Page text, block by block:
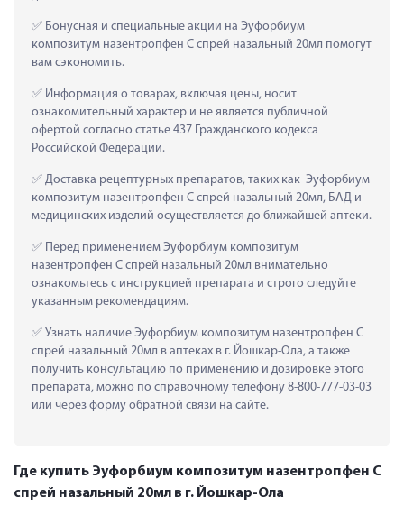
Бонусная и специальные акции на Эуфорбиум
композитум назентропфен С спрей назальный 20мл помогут
вам сэкономить.
Информация о товарах, включая цены, носит
ознакомительный характер и не является публичной
офертой согласно статье 437 Гражданского кодекса
Российской Федерации.
Доставка рецептурных препаратов, таких как  Эуфорбиум
композитум назентропфен С спрей назальный 20мл, БАД и
медицинских изделий осуществляется до ближайшей аптеки.
Перед применением Эуфорбиум композитум
назентропфен С спрей назальный 20мл внимательно
ознакомьтесь с инструкцией препарата и строго следуйте
указанным рекомендациям.
Узнать наличие Эуфорбиум композитум назентропфен С
спрей назальный 20мл в аптеках в г. Йошкар-Ола, а также
получить консультацию по применению и дозировке этого
препарата, можно по справочному телефону 8-800-777-03-03
или через форму обратной связи на сайте.
Где купить Эуфорбиум композитум назентропфен С
спрей назальный 20мл в г. Йошкар-Ола